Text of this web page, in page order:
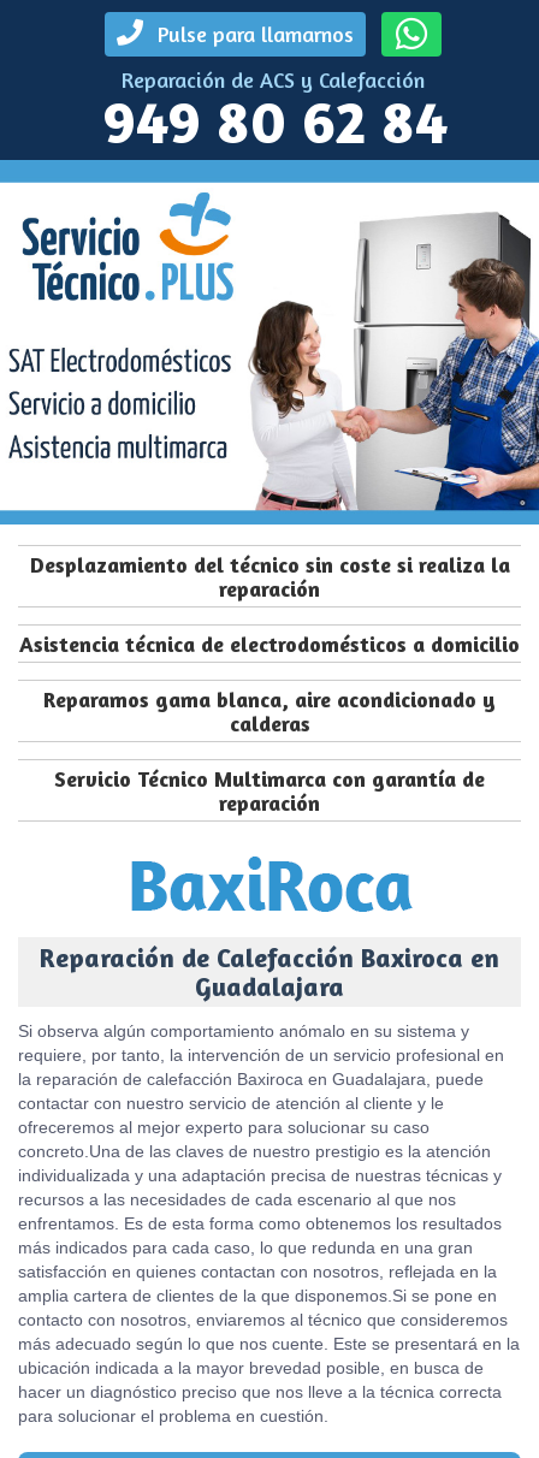
Pulse para llamarnos
Reparación de ACS y Calefacción
949 80 62 84
Desplazamiento del técnico sin coste si realiza la
reparación
Asistencia técnica de electrodomésticos a domicilio
Reparamos gama blanca, aire acondicionado y
calderas
Servicio Técnico Multimarca con garantía de
reparación
Reparación de Calefacción Baxiroca en
Guadalajara
Si observa algún comportamiento anómalo en su sistema y
requiere, por tanto, la intervención de un servicio profesional en
la reparación de calefacción Baxiroca en Guadalajara, puede
contactar con nuestro servicio de atención al cliente y le
ofreceremos al mejor experto para solucionar su caso
concreto.Una de las claves de nuestro prestigio es la atención
individualizada y una adaptación precisa de nuestras técnicas y
recursos a las necesidades de cada escenario al que nos
enfrentamos. Es de esta forma como obtenemos los resultados
más indicados para cada caso, lo que redunda en una gran
satisfacción en quienes contactan con nosotros, reflejada en la
amplia cartera de clientes de la que disponemos.Si se pone en
contacto con nosotros, enviaremos al técnico que consideremos
más adecuado según lo que nos cuente. Este se presentará en la
ubicación indicada a la mayor brevedad posible, en busca de
hacer un diagnóstico preciso que nos lleve a la técnica correcta
para solucionar el problema en cuestión.